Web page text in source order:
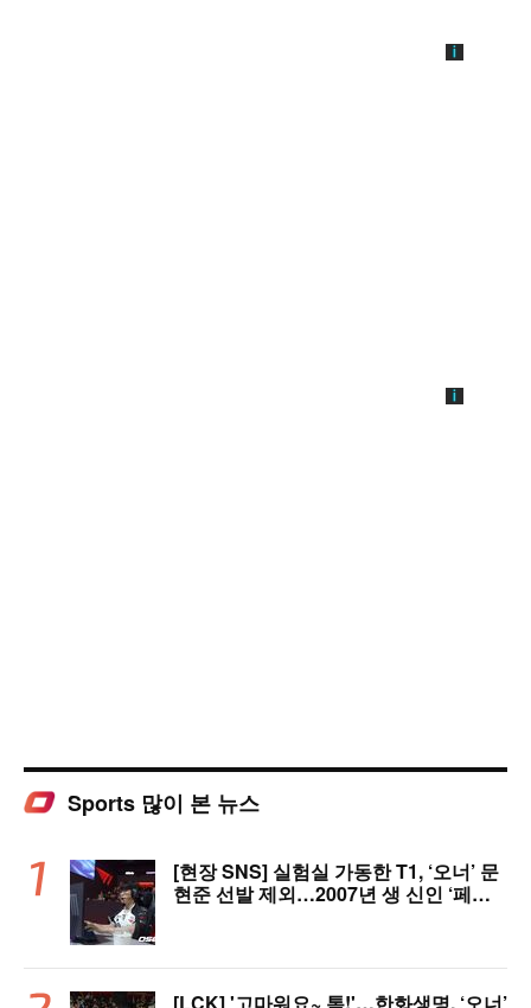
Sports 많이 본 뉴스
[현장 SNS] 실험실 가동한 T1, ‘오너’ 문
현준 선발 제외…2007년 생 신인 ‘페인